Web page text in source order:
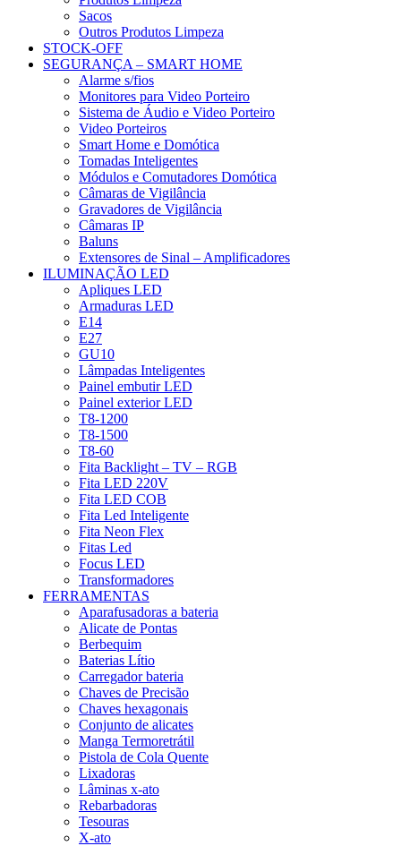
Sacos
Outros Produtos Limpeza
STOCK-OFF
SEGURANÇA – SMART HOME
Alarme s/fios
Monitores para Video Porteiro
Sistema de Áudio e Video Porteiro
Video Porteiros
Smart Home e Domótica
Tomadas Inteligentes
Módulos e Comutadores Domótica
Câmaras de Vigilância
Gravadores de Vigilância
Câmaras IP
Baluns
Extensores de Sinal – Amplificadores
ILUMINAÇÃO LED
Apliques LED
Armaduras LED
E14
E27
GU10
Lâmpadas Inteligentes
Painel embutir LED
Painel exterior LED
T8-1200
T8-1500
T8-60
Fita Backlight – TV – RGB
Fita LED 220V
Fita LED COB
Fita Led Inteligente
Fita Neon Flex
Fitas Led
Focus LED
Transformadores
FERRAMENTAS
Aparafusadoras a bateria
Alicate de Pontas
Berbequim
Baterias Lítio
Carregador bateria
Chaves de Precisão
Chaves hexagonais
Conjunto de alicates
Manga Termoretrátil
Pistola de Cola Quente
Lixadoras
Lâminas x-ato
Rebarbadoras
Tesouras
X-ato